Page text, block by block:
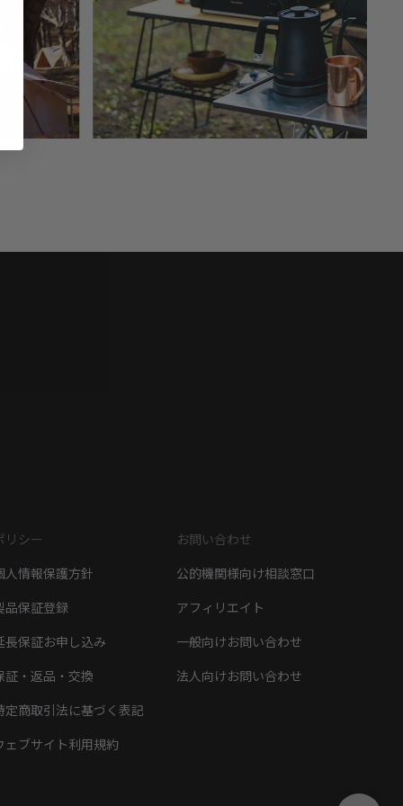
リシー
人情報保護方針
品保証登録
長保証お申し込み
証・返品・交換
定商取引法に基づく表記
ェブサイト利用規約
お問い合わせ
公的機関様向け相談窓口
アフィリエイト
一般向けお問い合わせ
法人向けお問い合わせ